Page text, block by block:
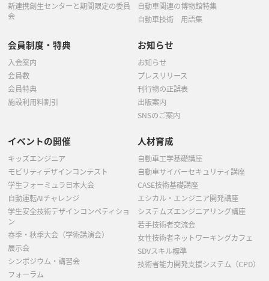
新連携創生センターと期間限定の委員
会
自動車関連の博物館特集
自動車技術 用語集
会員制度・特典
入会案内
会員数
会員特典
施設利用料割引
お知らせ
お知らせ
プレスリリース
刊行物の正誤表
出版案内
SNSのご案内
イベントの開催
キッズエンジニア
モビリティデザインコンテスト
学生フォーミュラ日本大会
自動運転AIチャレンジ
学生安全技術デザインコンペティショ
ン
春季・秋季大会（学術講演会）
展示会
シンポジウム・講習会
フォーラム
人材育成
自動車工学基礎講座
自動車サイバーセキュリティ講座
CASE技術基礎講座
エシカル・エンジニア開発講座
システムズエンジニアリング講座
若手技術者交流会
女性技術者ネットワーキングカフェ
SDVスキル標準
技術者能力開発支援システム（CPD）